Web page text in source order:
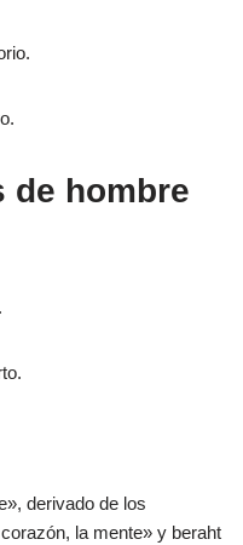
de hombre
derivado de los
la mente» y beraht